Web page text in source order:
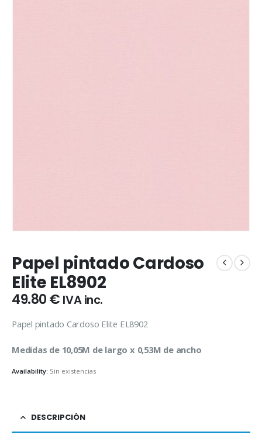
Papel pintado Cardoso
Elite EL8902
49.80€ IVA inc.
Papel pintado Cardoso Elite EL8902
Medidas de 10,05M de largo x 0,53M de ancho
Availability: Sin existencias
DESCRIPCIÓN